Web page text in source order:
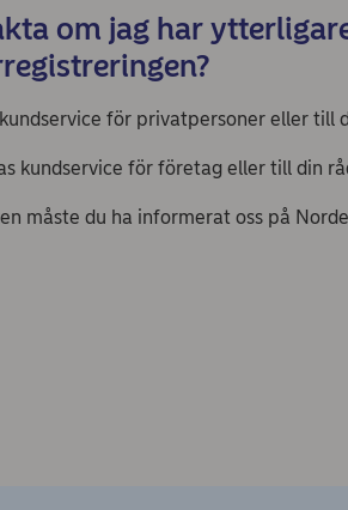
om jag har
för privatpersoner eller till
kundservice för företag eller till din
måste du ha informerat oss på